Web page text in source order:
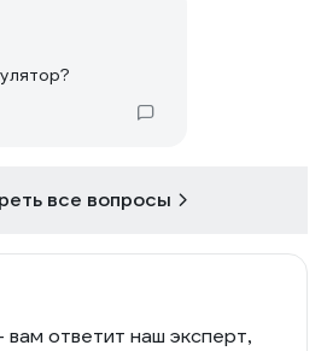
все вопросы
вам ответит наш эксперт,